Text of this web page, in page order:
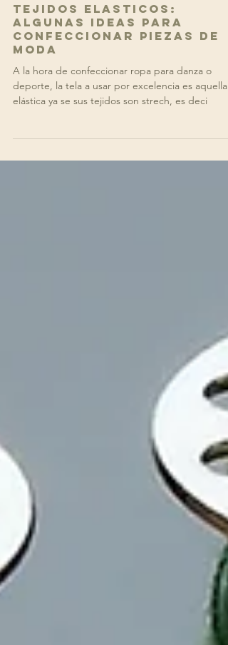
TEJIDOS ELASTICOS:
Algunas ideas para
confeccionar piezas de
moda
A la hora de confeccionar ropa para danza o